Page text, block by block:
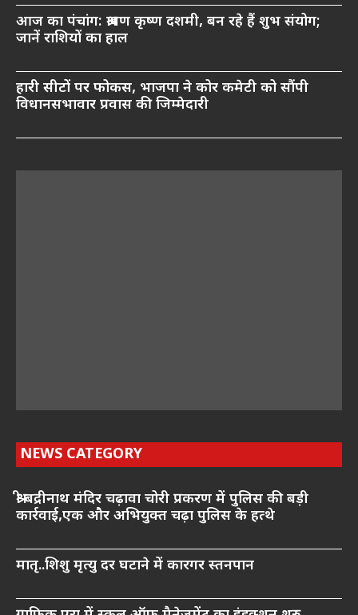
आज का पंचांग: श्रावण कृष्ण दशमी, बन रहे हैं शुभ संयोग;
जानें राशियों का हाल
हारी सीटों पर फोकस, भाजपा ने कोर कमेटी को सौंपी
विधानसभावार प्रवास की जिम्मेदारी
NEWS CATEGORY
श्री बद्रीनाथ मंदिर चढ़ावा चोरी प्रकरण में पुलिस की बड़ी
कार्रवाई,एक और अभियुक्त चढ़ा पुलिस के हत्थे
मातृ..शिशु मृत्यु दर घटाने में कारगर स्तनपान